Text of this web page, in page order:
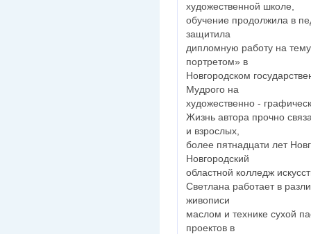
художественной школе,
обучение продолжила в
защитила
дипломную работу на
портретом» в
Новгородском
Мудрого на
художественно -
Жизнь автора прочно
и взрослых,
более пятнадцати лет
Новгородский
областной колледж
Светлана работает в
живописи
маслом и технике сухой
проектов в